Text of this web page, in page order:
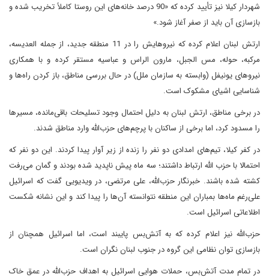
شهردار کیلا نیز تأیید کرده که «90 درصد خانه‌های این روستا کاملاً تخریب شده و
بازسازی آن باید از صفر آغاز شود.»
ارتش لبنان اعلام کرده که نیروهایش را در 11 منطقه جدید، از جمله العدیسه،
مرکبه، حوله، مس الجبل، مارون الراس و عباسیه مستقر کرده و با همکاری
نیروهای یونیفل (وابسته به سازمان ملل) در حال بررسی مناطق، باز کردن راه‌ها و
شناسایی اشیای مشکوک است.
در برخی مناطق، ارتش لبنان به دلیل احتمال وجود تسلیحات باقی‌مانده، مسیرها
را مسدود کرد، اما برخی از ساکنان با پرچم‌های حزب‌الله وارد مناطق شدند.
در کفر کیلا، تیم‌های امدادی دو نفر را زنده از زیر آوار پیدا کردند. این دو نفر که
احتمالا با حزب ‎الله ارتباط داشتند؛ سه ماه پیش ناپدید شده بودند و گمان می‌رفت
کشته شده باشند. خبرنگار حزب‌الله، علی مرتضی، در ویدیویی گفت که اسرائیل
علی‌رغم ماه‌ها بمباران این منطقه نتوانسته آن‌ها را پیدا کند و این نشانه شکست
اطلاعاتی اسرائیل است.
حزب‌الله نیز اعلام کرده که به آتش‌بس پایبند است، اما اسرائیل همچنان از
بازسازی توان نظامی این گروه در جنوب لبنان نگران است.
در تمام مدت آتش‌بس، حملات هوایی اسرائیل به اهداف حزب‌الله در عمق خاک